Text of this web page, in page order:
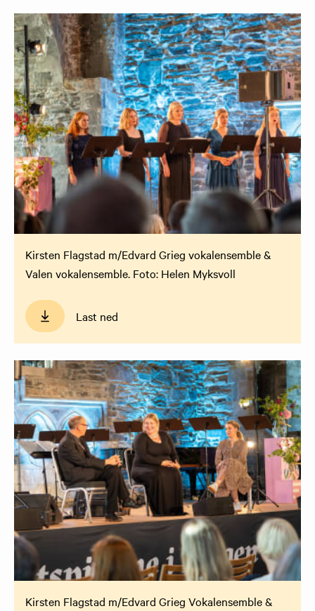
Kirsten Flagstad m/Edvard Grieg vokalensemble &
Valen vokalensemble. Foto: Helen Myksvoll
Last ned
Kirsten Flagstad m/Edvard Grieg Vokalensemble &